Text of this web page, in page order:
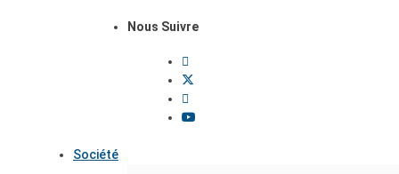
Nous Suivre
Société